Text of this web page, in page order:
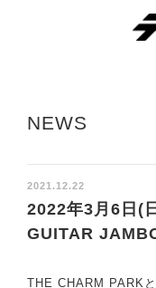
NEWS
2021.12.22
2022年3月6日(
GUITAR
THE CHARM PARK